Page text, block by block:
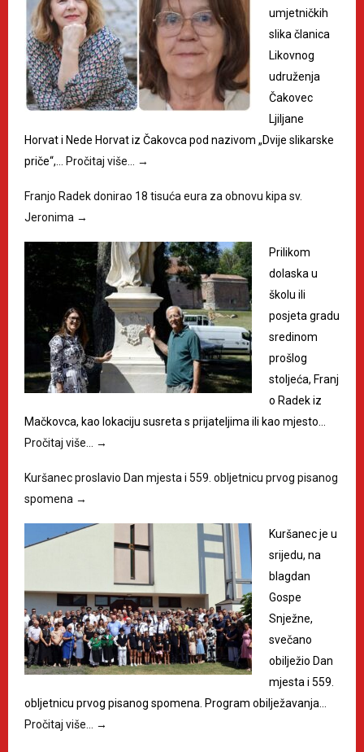
umjetničkih
slika članica
Likovnog
udruženja
Čakovec
Ljiljane
Horvat i Nede Horvat iz Čakovca pod nazivom „Dvije slikarske
priče“,…
Pročitaj više… →
Franjo Radek donirao 18 tisuća eura za obnovu kipa sv.
Jeronima →
Prilikom
dolaska u
školu ili
posjeta gradu
sredinom
prošlog
stoljeća, Franj
o Radek iz
Mačkovca, kao lokaciju susreta s prijateljima ili kao mjesto…
Pročitaj više…
→
Kuršanec proslavio Dan mjesta i 559. obljetnicu prvog pisanog
spomena →
Kuršanec je u
srijedu, na
blagdan
Gospe
Snježne,
svečano
obilježio Dan
mjesta i 559.
obljetnicu prvog pisanog spomena. Program obilježavanja…
Pročitaj više…
→